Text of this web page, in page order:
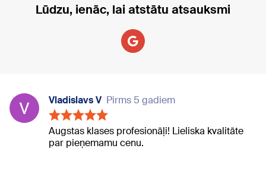
Lūdzu, ienāc, lai atstātu atsauksmi
Vladislavs V Pirms 5 gadiem
Augstas klases profesionāļi! Lieliska kvalitāte
par pieņemamu cenu.